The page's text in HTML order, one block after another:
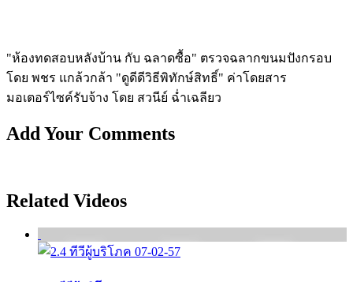
"ห้องทดสอบหลังบ้าน กับ ฉลาดซื้อ" ตรวจฉลากขนมปังกรอบ
โดย พชร แกล้วกล้า "ดูดีดีวิธีพิทักษ์สิทธิ์" ค่าโดยสาร
มอเตอร์ไซค์รับจ้าง โดย สวนีย์ ฉ่ำเฉลียว
Add Your Comments
Related Videos